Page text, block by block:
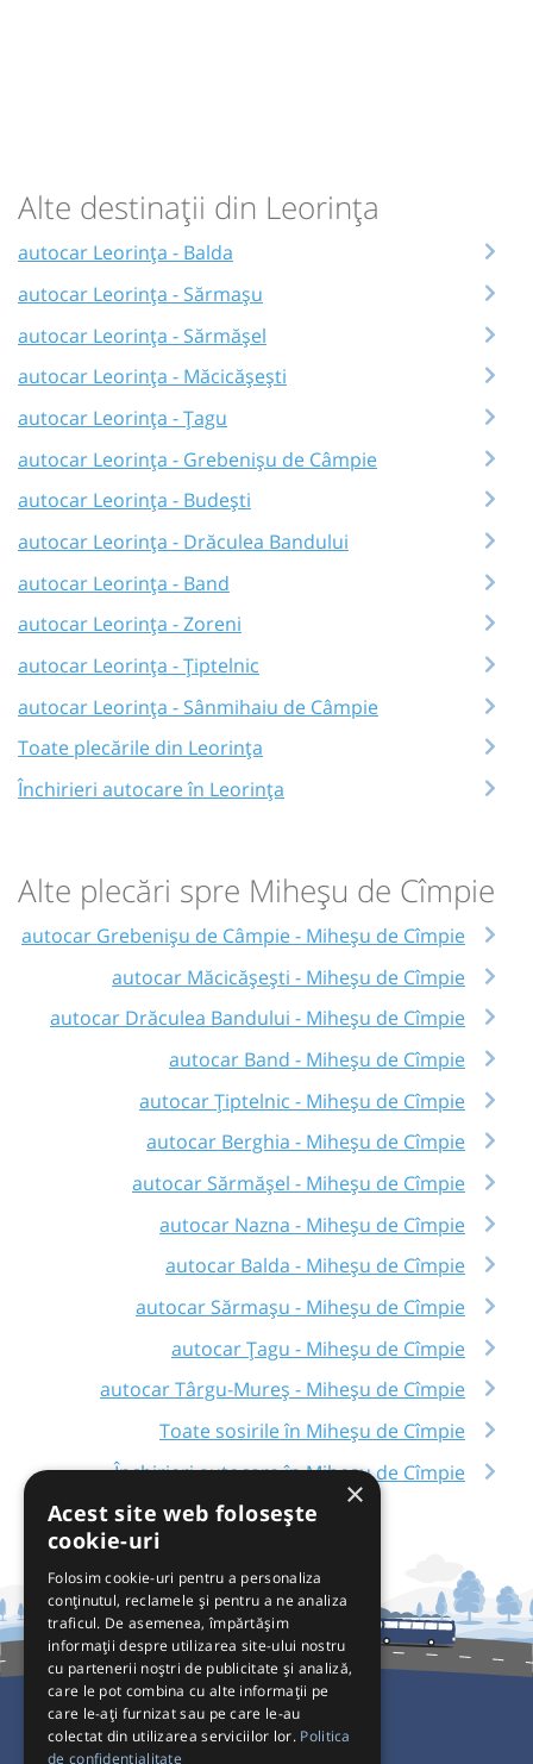
Alte destinații din Leorința
autocar Leorința - Balda
autocar Leorința - Sărmașu
autocar Leorința - Sărmășel
autocar Leorința - Măcicășești
autocar Leorința - Țagu
autocar Leorința - Grebenișu de Câmpie
autocar Leorința - Budești
autocar Leorința - Drăculea Bandului
autocar Leorința - Band
autocar Leorința - Zoreni
autocar Leorința - Țiptelnic
autocar Leorința - Sânmihaiu de Câmpie
Toate plecările din Leorința
Închirieri autocare în Leorința
Alte plecări spre Miheșu de Cîmpie
autocar Grebenișu de Câmpie - Miheșu de Cîmpie
autocar Măcicășești - Miheșu de Cîmpie
autocar Drăculea Bandului - Miheșu de Cîmpie
autocar Band - Miheșu de Cîmpie
autocar Țiptelnic - Miheșu de Cîmpie
autocar Berghia - Miheșu de Cîmpie
autocar Sărmășel - Miheșu de Cîmpie
autocar Nazna - Miheșu de Cîmpie
autocar Balda - Miheșu de Cîmpie
autocar Sărmașu - Miheșu de Cîmpie
autocar Țagu - Miheșu de Cîmpie
autocar Târgu-Mureș - Miheșu de Cîmpie
Toate sosirile în Miheșu de Cîmpie
Închirieri autocare în Miheșu de Cîmpie
Pentru Călători
×
Acest site web folosește
cookie-uri
Folosim cookie-uri pentru a personaliza
conținutul, reclamele și pentru a ne analiza
traficul. De asemenea, împărtășim
informații despre utilizarea site-ului nostru
cu partenerii noștri de publicitate și analiză,
care le pot combina cu alte informații pe
care le-ați furnizat sau pe care le-au
colectat din utilizarea serviciilor lor. Politica
de confidențialitate